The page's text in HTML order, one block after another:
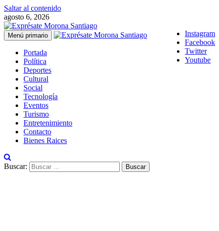
Saltar al contenido
agosto 6, 2026
Instagram
Facebook
Twitter
Youtube
Menú primario
Portada
Política
Deportes
Cultural
Social
Tecnología
Eventos
Turismo
Entretenimiento
Contacto
Bienes Raices
Buscar: